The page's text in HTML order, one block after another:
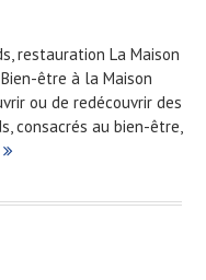
restauration La Maison
être à la Maison
ou de redécouvrir des
consacrés au bien-être,